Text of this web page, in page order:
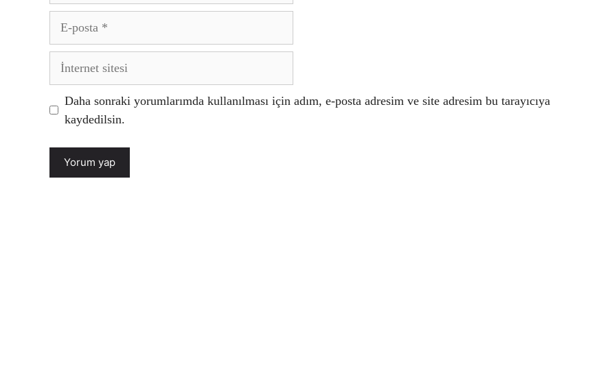
posta
İnternet
Daha sonraki yorumlarımda kullanılması için adım, e-posta adresim ve site adresim bu tarayıcıya
kaydedilsin.